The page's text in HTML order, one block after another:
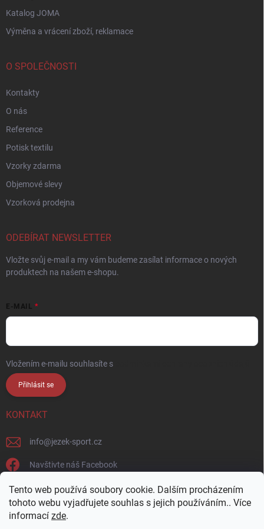
Tento web používá soubory cookie. Dalším procházením
tohoto webu vyjadřujete souhlas s jejich používáním.. Více
informací zde.
Katalog JOMA
Výměna a vrácení zboží, reklamace
O SPOLEČNOSTI
Kontakty
O nás
Reference
Potisk textilu
Vzorky zdarma
Objemové slevy
Vzorková prodejna
ODEBÍRAT NEWSLETTER
Vložte svůj e-mail a my vám budeme zasílat informace o nových
produktech na našem e-shopu.
E-MAIL
Vložením e-mailu souhlasíte s
Přihlásit se
KONTAKT
info@jezek-sport.cz
Navštivte náš Facebook
jezek_sport_np/